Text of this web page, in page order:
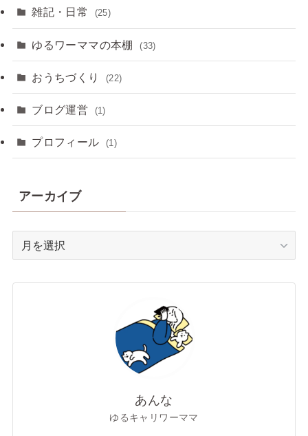
雑記・日常 (25)
ゆるワーママの本棚 (33)
おうちづくり (22)
ブログ運営 (1)
プロフィール (1)
アーカイブ
あんな
ゆるキャリワーママ